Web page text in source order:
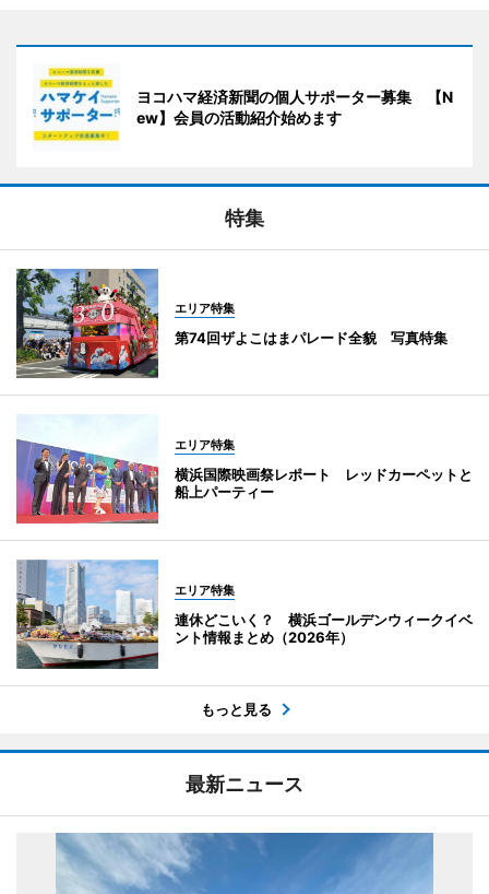
ヨコハマ経済新聞の個人サポーター募集 【N
ew】会員の活動紹介始めます
特集
エリア特集
第74回ザよこはまパレード全貌 写真特集
エリア特集
横浜国際映画祭レポート レッドカーペットと
船上パーティー
エリア特集
連休どこいく？ 横浜ゴールデンウィークイベ
ント情報まとめ（2026年）
もっと見る
最新ニュース